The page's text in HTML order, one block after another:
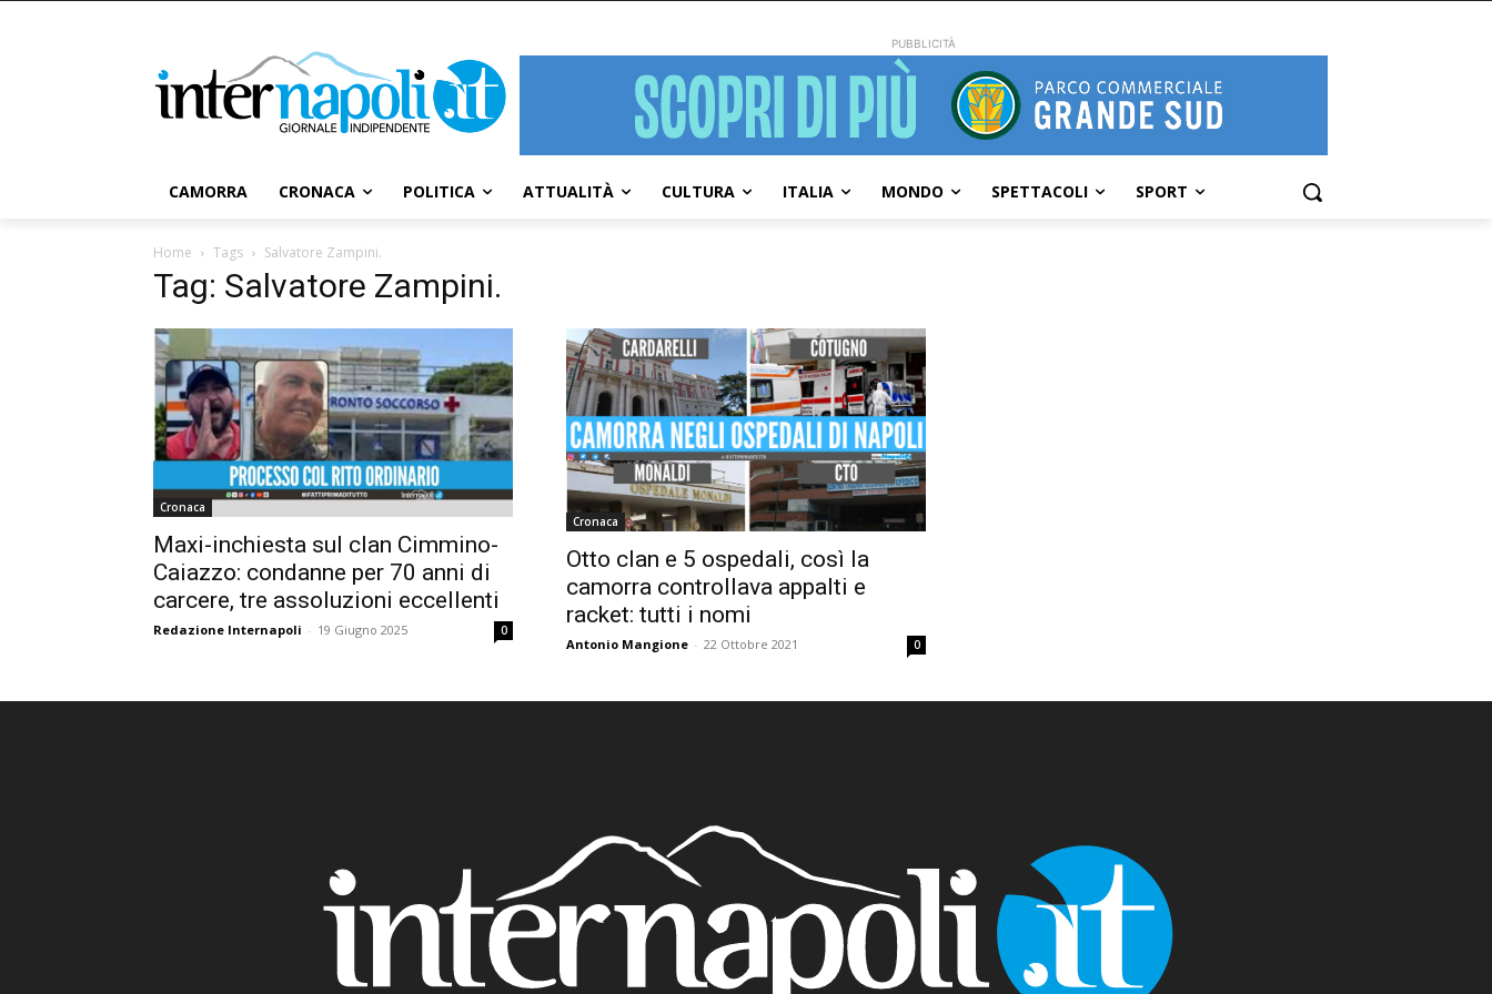
PUBBLICITÀ
CAMORRA CRONACA POLITICA ATTUALITÀ CULTURA ITALIA MONDO SPETTACOLI SPORT
Home Tags Salvatore Zampini.
Tag: Salvatore Zampini.
Cronaca
Maxi-inchiesta sul clan Cimmino-
Caiazzo: condanne per 70 anni di
carcere, tre assoluzioni eccellenti
Redazione Internapoli - 19 Giugno 2025 0
Cronaca
Otto clan e 5 ospedali, così la
camorra controllava appalti e
racket: tutti i nomi
Antonio Mangione - 22 Ottobre 2021 0